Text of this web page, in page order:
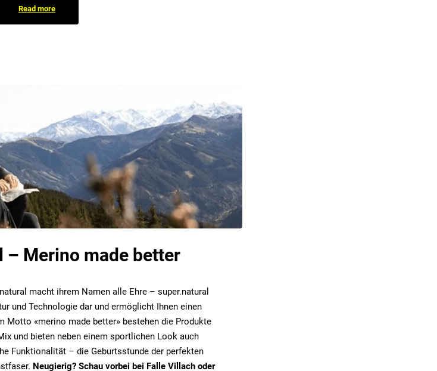
Read more
– Merino made better
macht ihrem Namen alle Ehre – super.natural
und Technologie dar und ermöglicht Ihnen einen
Motto «merino made better» bestehen die Produkte
und bieten neben einem sportlichen Look auch
Funktionalität – die Geburtsstunde der perfekten
Neugierig? Schau vorbei bei Falle Villach oder